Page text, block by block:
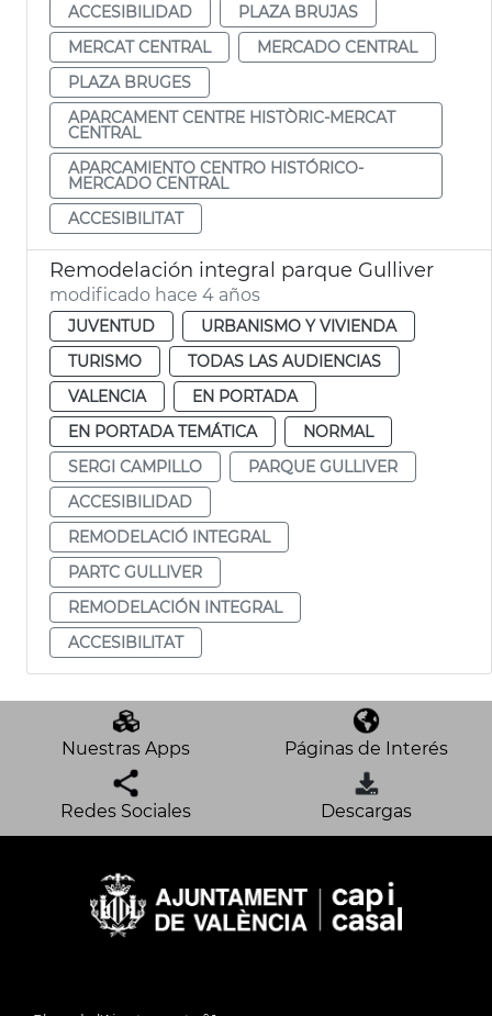
ACCESIBILIDAD
PLAZA BRUJAS
MERCAT CENTRAL
MERCADO CENTRAL
PLAZA BRUGES
APARCAMENT CENTRE HISTÒRIC-MERCAT
CENTRAL
APARCAMIENTO CENTRO HISTÓRICO-
MERCADO CENTRAL
ACCESIBILITAT
Remodelación integral parque Gulliver
modificado hace 4 años
JUVENTUD
URBANISMO Y VIVIENDA
TURISMO
TODAS LAS AUDIENCIAS
VALENCIA
EN PORTADA
EN PORTADA TEMÁTICA
NORMAL
SERGI CAMPILLO
PARQUE GULLIVER
ACCESIBILIDAD
REMODELACIÓ INTEGRAL
PARTC GULLIVER
REMODELACIÓN INTEGRAL
ACCESIBILITAT
Nuestras Apps Páginas de Interés
Redes Sociales Descargas